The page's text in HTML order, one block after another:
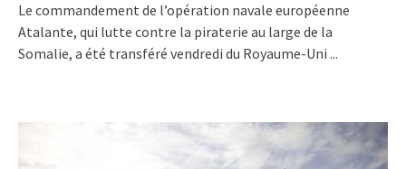
Le commandement de l’opération navale européenne
Atalante, qui lutte contre la piraterie au large de la
Somalie, a été transféré vendredi du Royaume-Uni ...